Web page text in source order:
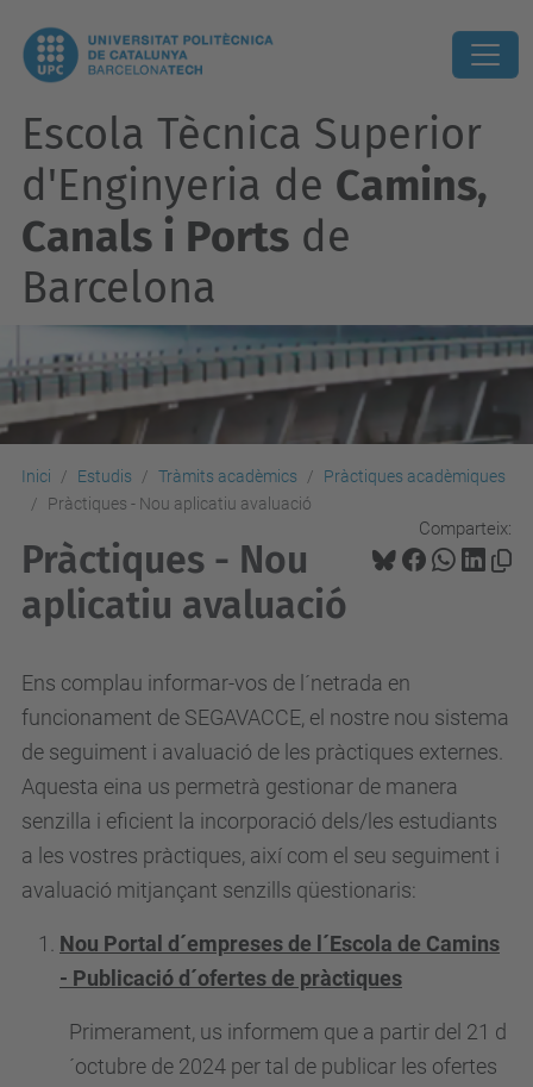
Escola Tècnica Superior
d'Enginyeria de Camins,
Canals i Ports de
Barcelona
Inici Estudis Tràmits acadèmics
Pràctiques acadèmiques
Pràctiques - Nou aplicatiu avaluació
Comparteix:
Pràctiques - Nou
aplicatiu avaluació
Ens complau informar-vos de l´netrada en
funcionament de SEGAVACCE, el nostre nou sistema
de seguiment i avaluació de les pràctiques externes.
Aquesta eina us permetrà gestionar de manera
senzilla i eficient la incorporació dels/les estudiants
a les vostres pràctiques, així com el seu seguiment i
avaluació mitjançant senzills qüestionaris:
Nou Portal d´empreses de l´Escola de Camins
- Publicació d´ofertes de pràctiques
Primerament, us informem que a partir del 21 d
´octubre de 2024 per tal de publicar les ofertes